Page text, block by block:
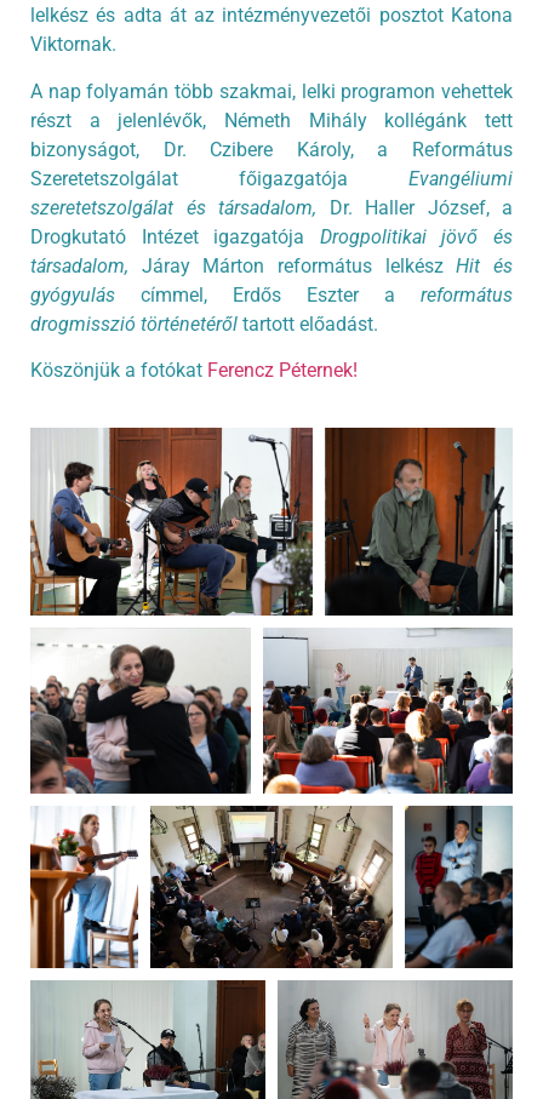
lelkész és adta át az intézményvezetői posztot Katona
Viktornak.
A nap folyamán több szakmai, lelki programon vehettek
részt a jelenlévők, Németh Mihály kollégánk tett
bizonyságot, Dr. Czibere Károly, a Református
Szeretetszolgálat főigazgatója Evangéliumi
szeretetszolgálat és társadalom, Dr. Haller József, a
Drogkutató Intézet igazgatója Drogpolitikai jövő és
társadalom, Járay Márton református lelkészHit és
gyógyulás címmel, Erdős Eszter a református
drogmisszió történetéről tartott előadást.
Köszönjük a fotókat Ferencz Péternek!